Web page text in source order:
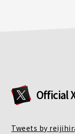
Official
Tweets by